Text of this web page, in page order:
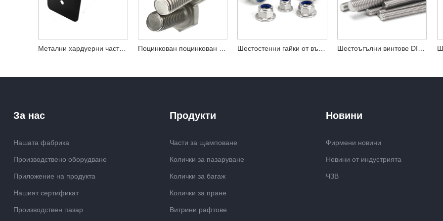
Метални хардуерни части за щамповане 304 аксесоари от неръждаема стомана
За нас
Нашата фабрика
Производствено оборудване
Приложение на продукта
Нашият сертификат
Производствен пазар
Продукти
Части за щамповане
Колички за пазаруване
Колички за багаж
Колички за пране
Витрини рафтове
Новини
Фирмени новини
Новини от индустрията
ЧЗВ